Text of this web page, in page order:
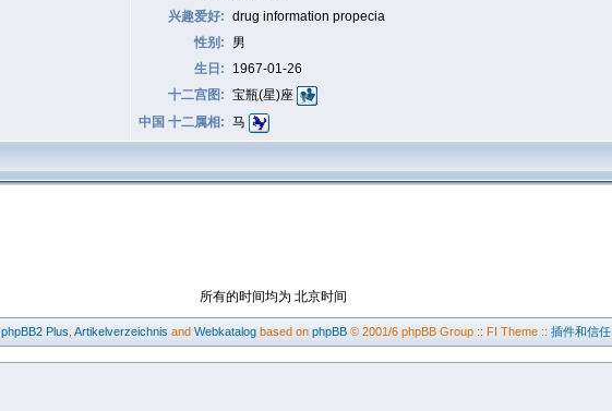
兴趣爱好: drug information propecia
性别:
男
生日:
1967-01-26
十二宫图: 宝瓶(星)座
中国 十二属相: 马
所有的时间均为 北京时间
phpBB2 Plus Artikelverzeichnis and Webkatalog based on phpBB © 2001/6 phpBB Group :: FI Theme :: 插件和信任